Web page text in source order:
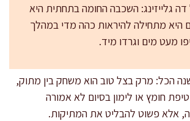
דה גלייזינג: השכבה החומה בתחתית היא
היא מתחילה להיראות כהה מדי במהלך
מעט מים וגרדו מיד.
הכל: מרק בצל טוב הוא משחק בין מתוק,
חומץ או לימון בסיום לא אמורה
אלא פשוט להבליט את המתיקות.